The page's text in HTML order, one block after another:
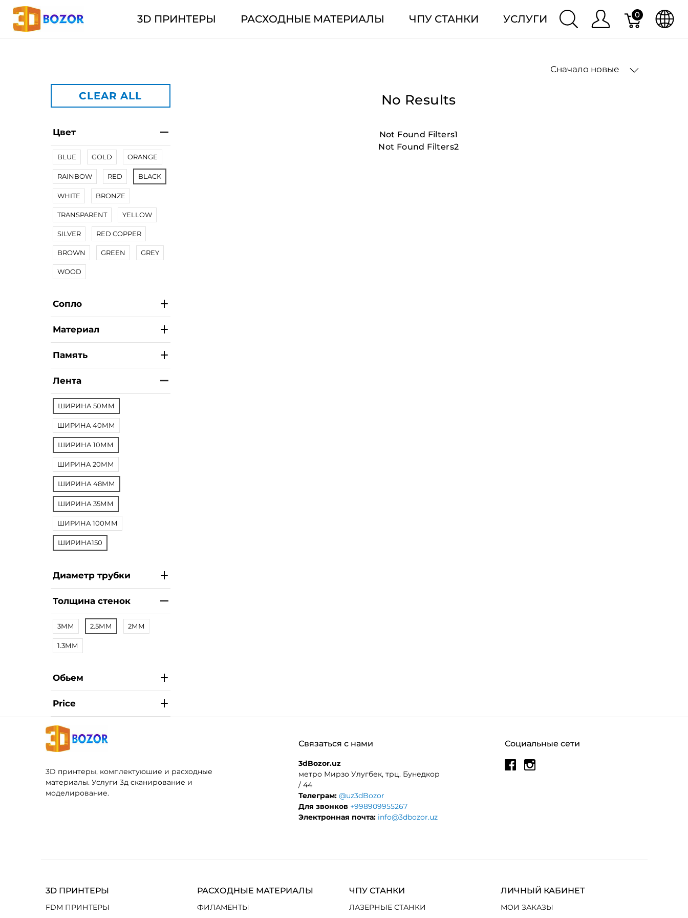
3D ПРИНТЕРЫ РАСХОДНЫЕ МАТЕРИАЛЫ ЧПУ СТАНКИ УСЛУГИ 0
Сначало новые
CLEAR ALL
Цвет
BLUE GOLD ORANGE
RAINBOW RED BLACK
WHITE BRONZE
TRANSPARENT YELLOW
SILVER RED COPPER
BROWN GREEN GREY
WOOD
Сопло
Материал
Память
Лента
ШИРИНА 50ММ
ШИРИНА 40ММ
ШИРИНА 10ММ
ШИРИНА 20ММ
ШИРИНА 48ММ
ШИРИНА 35ММ
ШИРИНА 100ММ
ШИРИНА150
Диаметр трубки
Толщина стенок
3ММ 2.5ММ 2ММ
1.3ММ
Обьем
Price
No Results
Not Found Filters1
Not Found Filters2
3D принтеры, комплектуюшие и расходные
материалы. Услуги 3д сканирование и
моделирование.
Социальные сети
Связаться с нами
3dBozor.uz
метро Мирзо Улугбек, трц. Бунедкор
/ 44
Телеграм: @uz3dBozor
Для звонков +998909955267
Электронная почта: info@3dbozor.uz
3D ПРИНТЕРЫ
FDM ПРИНТЕРЫ
РАСХОДНЫЕ МАТЕРИАЛЫ
ФИЛАМЕНТЫ
ЧПУ СТАНКИ
ЛАЗЕРНЫЕ СТАНКИ
ЛИЧНЫЙ КАБИНЕТ
МОИ ЗАКАЗЫ